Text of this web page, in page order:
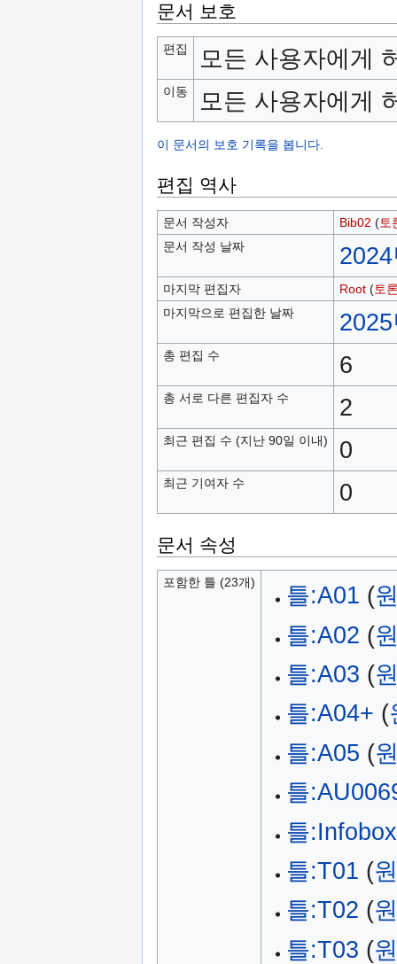
문서 보호
편집 모든 사용자에게
이동 모든 사용자에게
이 문서의 보호 기록을 봅니다.
편집 역사
문서 작성자 Bib02 (토
문서 작성 날짜
마지막 편집자 Root (토
마지막으로 편집한 날짜
총 편집 수 6
총 서로 다른 편집자 수 2
최근 편집 수 (지난 90일 이내) 0
최근 기여자 수 0
문서 속성
포함한 틀 (23개) 틀:A01 (
틀:A02 (
틀:A03 (
틀:A04+ (
틀:A05 (
틀
틀:Infobox
틀:T01 (
틀:T02 (
틀:T03 (